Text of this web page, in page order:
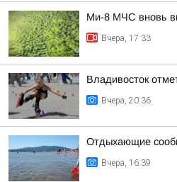
Ми-8 МЧС вновь
Вчера, 17:33
Владивосток
Вчера, 20:36
Отдыхающие
Вчера, 16:39